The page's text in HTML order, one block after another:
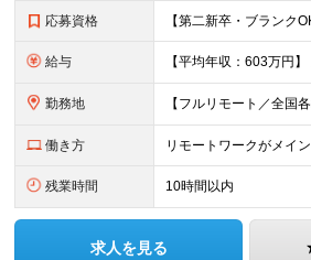
応募資格
給与
勤務地
働き方 リモートワークがメイン
残業時間 10時間以内
求人を見る